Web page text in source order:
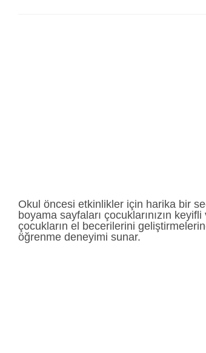
Okul öncesi etkinlikler için harika bir
boyama sayfaları çocuklarınızın
çocukların el becerilerini
öğrenme deneyimi sunar.